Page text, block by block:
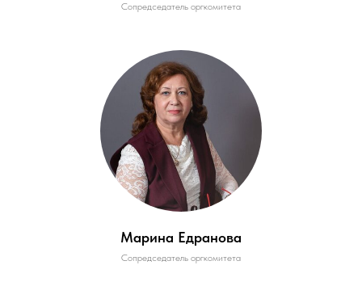
Сопредседатель оргкомитета
Марина Едранова
Сопредседатель оргкомитета